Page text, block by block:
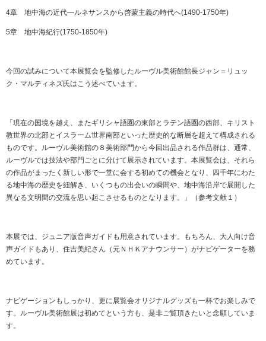
4章 地中海の近代―ルネサンスから啓蒙主義の時代へ(1490-1750年)
5章 地中海紀行(1750-1850年)
今回の試みについて本展覧会を監修したルーヴル美術館館長ジャン＝リュッ
ク・マルティネズ氏はこう述べています。
「現在の国境を越え、またギリシャ語圏の東部とラテン語圏の西部、キリスト
教世界の北部とイスラーム世界南部といった歴史的な断層を超えて構成される
ものです。ルーヴル美術館の８美術部門から今回出品される作品群は、通常、
ルーヴルでは技法や部門ごとに分けて展示されています。本展覧会は、それら
の作品がまったく新しい形で一堂に会する初めての機会となり、四千年にわた
る地中海の歴史を紐解き、いくつもの出会いの瞬間や、地中海沿岸で展開した
異なる文明間の交流を思い起こさせるものとなります。」（参考文献１）
本展では、ジュニア版音声ガイドも用意されています。もちろん、大人向け音
声ガイドもあり、住吉美紀さん（元ＮＨＫアナウンサー）がナビゲーターを務
めています。
ナビゲーションもしっかり、更に展覧会オリジナルグッズも一杯でお楽しみで
す。ルーヴル美術館展は初めてという方も、是非ご覧頂きたいと念願していま
す。